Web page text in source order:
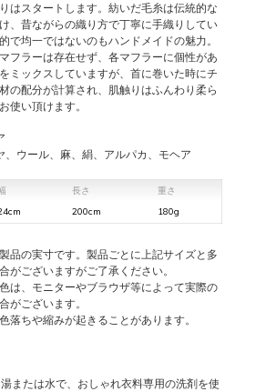
はスタートします。紡いだ毛糸は伝統的な
、昔ながらの織り方で丁寧に手織りしてい
で均一ではないのもハンドメイドの魅力。
フラーは存在せず、各マフラーに個性があ
ミックスしていますが、首に巻いた時にチ
の配分が計算され、肌触りはふんわり柔ら
使い頂けます。
ール、麻、絹、アルパカ、モヘア
長さ
重さ
200cm 180g
品の実寸です。製品ごとに上記サイズと多
がございますがご了承ください。
は、モニターやブラウザ等によって実際の
がございます。
落ちや縮みが起きることがあります。
または水で、おしゃれ衣料専用の洗剤を使